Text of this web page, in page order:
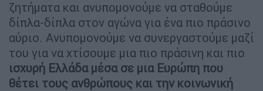
ζητήματα και ανυπομονούμε να σταθούμε
δίπλα-δίπλα στον αγώνα για ένα πιο πράσινο
αύριο. Ανυπομονούμε να συνεργαστούμε μαζί
του για να χτίσουμε μια πιο πράσινη και πιο
ισχυρή Ελλάδα μέσα σε μια Ευρώπη που
θέτει τους ανθρώπους και την κοινωνική